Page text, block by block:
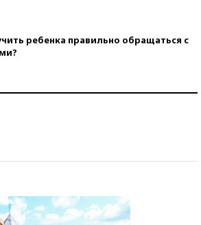
ребенка правильно обращаться с